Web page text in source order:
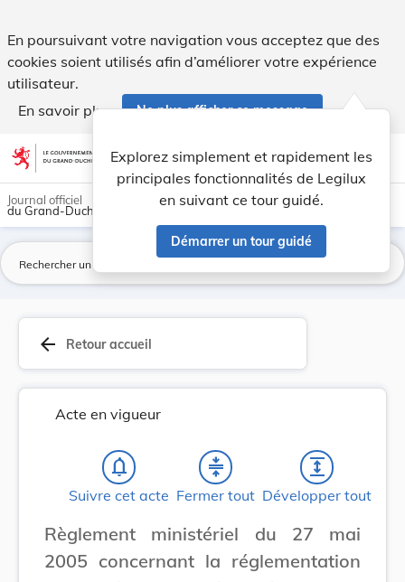
En poursuivant votre navigation vous acceptez que des
cookies soient utilisés afin d’améliorer votre expérience
utilisateur.
En savoir plus
Ne plus afficher ce message
Aller au contenu account_circle help Aide
Explorez simplement et rapidement les
principales fonctionnalités de Legilux
en suivant ce tour guidé.
Démarrer un tour guidé
light_mode dark_mode
Journal officiel
du Grand-Duché de Luxembourg
arrow_back Retour accueil
Acte en vigueur
notifications_none
Suivre cet acte
compress
Fermer tout
expand
Développer tout
Règlement ministériel du 27 mai
2005 concernant la réglementation